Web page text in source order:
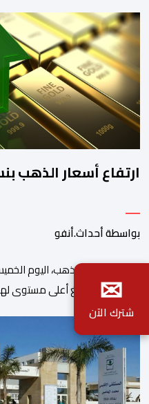
ارتفاع أسعار الذهب بنسبة 1 في
بواسطة أحداث.أنفو
على التوالي، لتبلغ أعلى
الدولار وانخفاض عوائد سندات
الأمريكية الآجلة […]
✉
شترك الآن